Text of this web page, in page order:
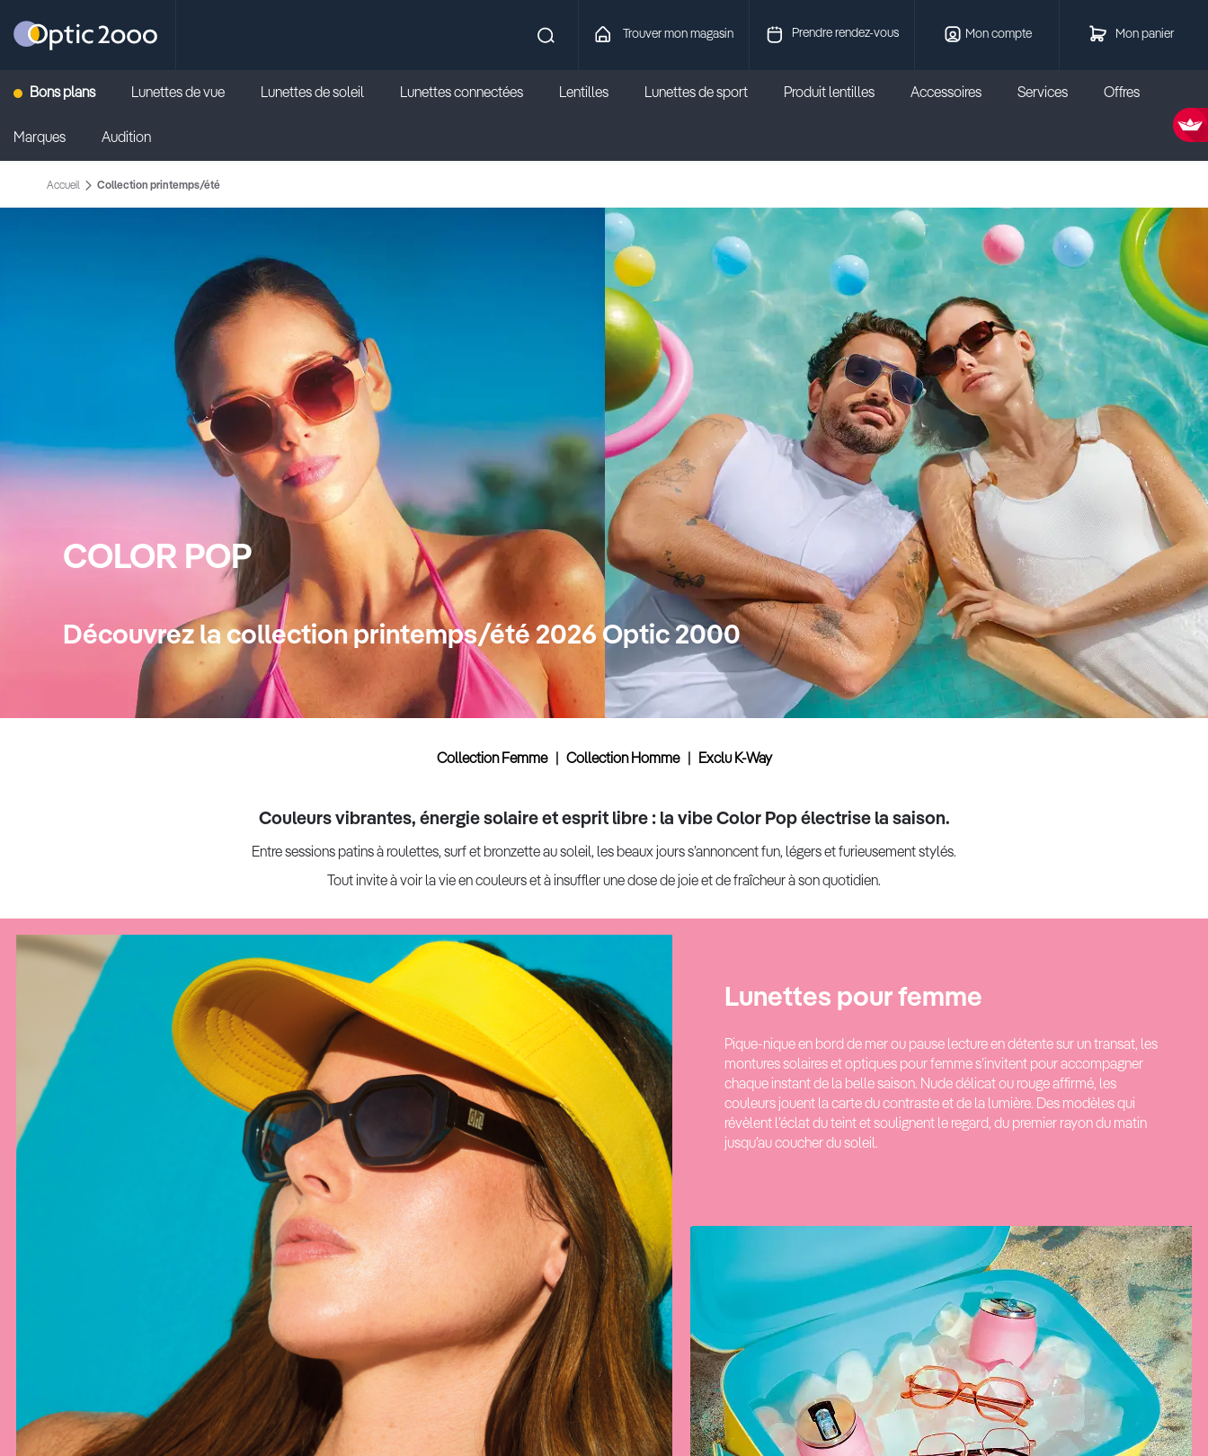
Retour vers la page d'accueil Mon panier
Prendre rendez-vous Mon compte
Trouver mon magasin
Bons plans Lunettes de vue Lunettes de soleil Lunettes connectées Lentilles Lunettes de sport Produit lentilles Accessoires Services Offres
Marques Audition
Accueil Collection printemps/été
COLOR POP
Découvrez la collection printemps/été 2026 Optic 2000
Collection Femme Collection Homme Exclu K-Way
Couleurs vibrantes, énergie solaire et esprit libre : la vibe Color Pop électrise la saison.
Entre sessions patins à roulettes, surf et bronzette au soleil, les beaux jours s’annoncent fun, légers et furieusement stylés.
Tout invite à voir la vie en couleurs et à insuffler une dose de joie et de fraîcheur à son quotidien.
Lunettes pour femme
Pique-nique en bord de mer ou pause lecture en détente sur un transat, les
montures solaires et optiques pour femme s’invitent pour accompagner
chaque instant de la belle saison. Nude délicat ou rouge affirmé, les
couleurs jouent la carte du contraste et de la lumière. Des modèles qui
révèlent l’éclat du teint et soulignent le regard, du premier rayon du matin
jusqu’au coucher du soleil.